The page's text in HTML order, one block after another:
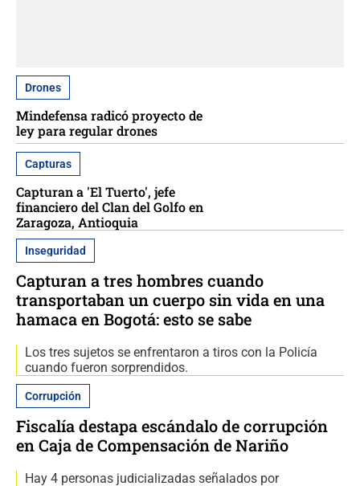
Drones
Mindefensa radicó proyecto de
ley para regular drones
Capturas
Capturan a 'El Tuerto', jefe
financiero del Clan del Golfo en
Zaragoza, Antioquia
Inseguridad
Capturan a tres hombres cuando
transportaban un cuerpo sin vida en una
hamaca en Bogotá: esto se sabe
Los tres sujetos se enfrentaron a tiros con la Policía
cuando fueron sorprendidos.
Corrupción
Fiscalía destapa escándalo de corrupción
en Caja de Compensación de Nariño
Hay 4 personas judicializadas señalados por